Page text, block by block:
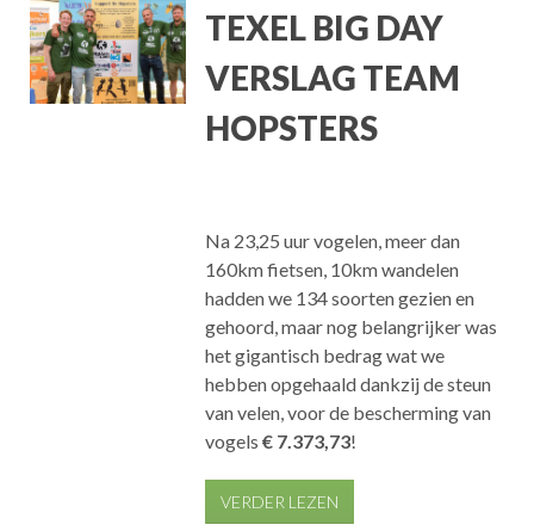
TEXEL BIG DAY
VERSLAG TEAM
HOPSTERS
Na 23,25 uur vogelen, meer dan
160km fietsen, 10km wandelen
hadden we 134 soorten gezien en
gehoord, maar nog belangrijker was
het gigantisch bedrag wat we
hebben opgehaald dankzij de steun
van velen, voor de bescherming van
vogels€ 7.373,73!
VERDER LEZEN